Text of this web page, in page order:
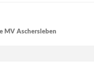
MV Aschersleben